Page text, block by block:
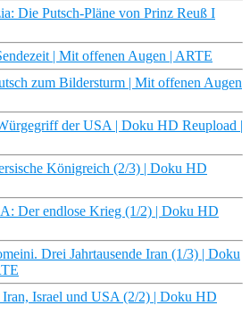
Die Putsch-Pläne von Prinz Reuß I
| Mit offenen Augen | ARTE
zum Bildersturm | Mit offenen Augen
der USA | Doku HD Reupload |
Königreich (2/3) | Doku HD
Der endlose Krieg (1/2) | Doku HD
Drei Jahrtausende Iran (1/3) | Doku
Israel und USA (2/2) | Doku HD